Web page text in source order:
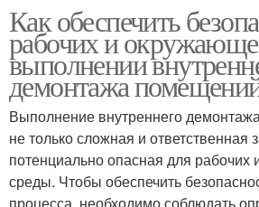
Как обеспечить
рабочих и
выполнении
демонтажа
Выполнение внутреннего
не только сложная и ответственная
потенциально опасная для
среды. Чтобы обеспечить